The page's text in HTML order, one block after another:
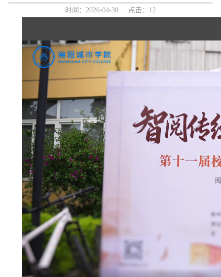
时间：2026-04-30 点击： 12